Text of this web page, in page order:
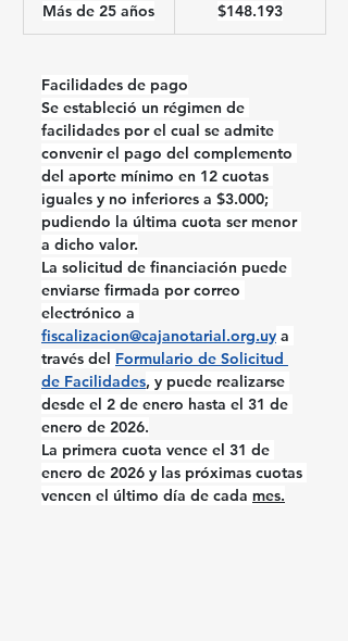
Más de 25 años $148.193
Facilidades de pago
Se estableció un régimen de
facilidades por el cual se admite
convenir el pago del complemento
del aporte mínimo en 12 cuotas
iguales y no inferiores a $3.000;
pudiendo la última cuota ser menor
a dicho valor.
La solicitud de financiación puede
enviarse firmada por correo
electrónico a
fiscalizacion@cajanotarial.org.uy a
través del Formulario de Solicitud
de Facilidades, y puede realizarse
desde el 2 de enero hasta el 31 de
enero de 2026.
La primera cuota vence el 31 de
enero de 2026 y las próximas cuotas
vencen el último día de cada mes.